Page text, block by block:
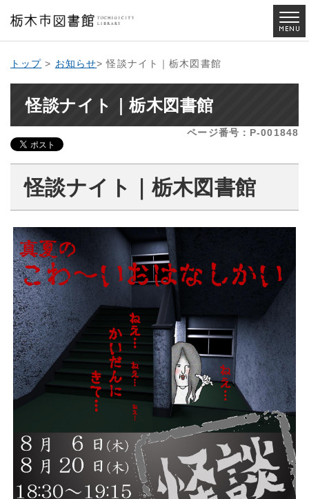
トップ > お知らせ> 怪談ナイト｜栃木図書館
怪談ナイト｜栃木図書館
ページ番号：P-001848
怪談ナイト｜栃木図書館